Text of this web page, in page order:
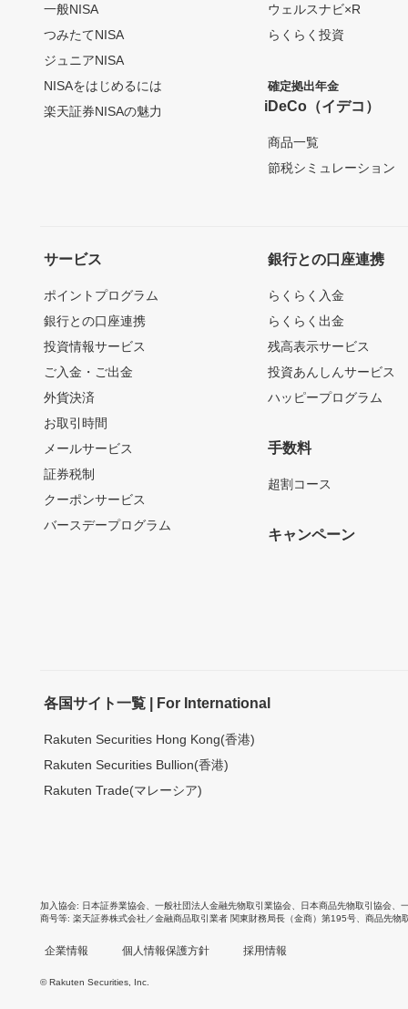
一般NISA
つみたてNISA
ジュニアNISA
NISAをはじめるには
楽天証券NISAの魅力
ウェルスナビ×R
らくらく投資
確定拠出年金
iDeCo（イデコ）
商品一覧
節税シミュレーション
サービス
ポイントプログラム
銀行との口座連携
投資情報サービス
ご入金・ご出金
外貨決済
お取引時間
メールサービス
証券税制
クーポンサービス
バースデープログラム
銀行との口座連携
らくらく入金
らくらく出金
残高表示サービス
投資あんしんサービス
ハッピープログラム
手数料
超割コース
キャンペーン
各国サイト一覧 | For International
Rakuten Securities Hong Kong(香港)
Rakuten Securities Bullion(香港)
Rakuten Trade(マレーシア)
加入協会 日本証券業協会 一般社団法人金融先物取引業協会 日本商品先物取引協会
商号等 楽天証券株式会社／金融商品取引業者 関東財務局長（金商）第195号、商品先物
企業情報 個人情報保護方針 採用情報
© Rakuten Securities, Inc.